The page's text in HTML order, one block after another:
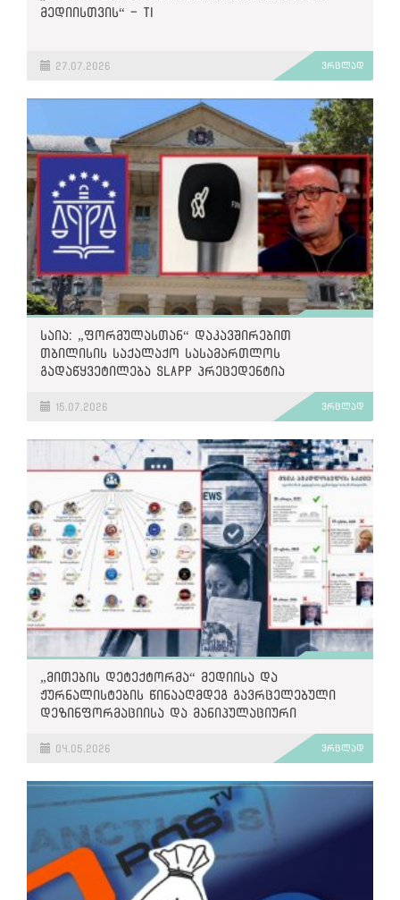
მედიისთვის“ - TI
27.07.2026 ვრცლად
საია: „ფორმულასთან“ დაკავშირებით
თბილისის საქალაქო სასამართლოს
გადაწყვეტილება SLAPP პრეცედენტია
15.07.2026 ვრცლად
„მითების დეტექტორმა“ მედიისა და
ჟურნალისტების წინააღმდეგ გავრცელებული
დეზინფორმაციისა და მანიპულაციური
04.05.2026 ვრცლად